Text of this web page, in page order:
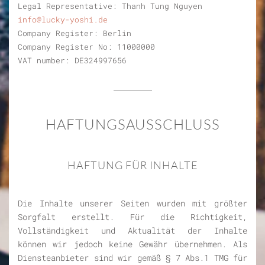
Legal Representative: Thanh Tung Nguyen
info@lucky-yoshi.de
Company Register: Berlin
Company Register No: 11000000
VAT number: DE324997656
HAFTUNGSAUSSCHLUSS
HAFTUNG FÜR INHALTE
Die Inhalte unserer Seiten wurden mit größter
Sorgfalt erstellt. Für die Richtigkeit,
Vollständigkeit und Aktualität der Inhalte
können wir jedoch keine Gewähr übernehmen. Als
Diensteanbieter sind wir gemäß § 7 Abs.1 TMG für